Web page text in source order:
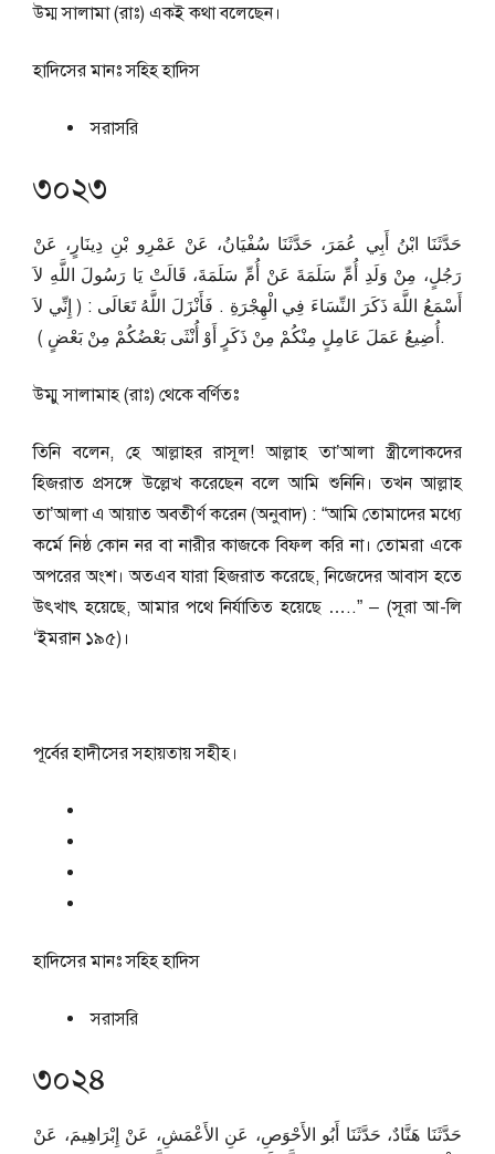
উম্ম সালামা (রাঃ) একই কথা বলেছেন।
হাদিসের মানঃসহিহ হাদিস
সরাসরি
৩০২৩
حَدَّثَنَا ابْنُ أَبِي عُمَرَ، حَدَّثَنَا سُفْيَانُ، عَنْ عَمْرِو بْنِ دِينَارٍ، عَنْ
رَجُلٍ، مِنْ وَلَدِ أُمِّ سَلَمَةَ عَنْ أُمِّ سَلَمَةَ، قَالَتْ يَا رَسُولَ اللَّهِ لاَ
أَسْمَعُ اللَّهَ ذَكَرَ النِّسَاءَ فِي الْهِجْرَةِ ‏.‏ فَأَنْزَلَ اللَّهُ تَعَالَى ‏:‏ ‏(‏ إِنِّي لاَ
أُضِيعُ عَمَلَ عَامِلٍ مِنْكُمْ مِنْ ذَكَرٍ أَوْ أُنْثَى بَعْضُكُمْ مِنْ بَعْضٍ ‏)‏ ‏.
উম্মু সালামাহ (রাঃ) থেকে বর্ণিতঃ
তিনি বলেন, হে আল্লাহর রাসূল! আল্লাহ তা’আলা স্ত্রীলোকদের
হিজরাত প্রসঙ্গে উল্লেখ করেছেন বলে আমি শুনিনি। তখন আল্লাহ
তা’আলা এ আয়াত অবতীর্ণ করেন (অনুবাদ) : “আমি তোমাদের মধ্যে
কর্মে নিষ্ঠ কোন নর বা নারীর কাজকে বিফল করি না। তোমরা একে
অপরের অংশ। অতএব যারা হিজরাত করেছে, নিজেদের আবাস হতে
উৎখাৎ হয়েছে, আমার পথে নির্যাতিত হয়েছে …..” – (সূরা আ-লি
‘ইমরান ১৯৫)।
পূর্বের হাদীসের সহায়তায় সহীহ।
হাদিসের মানঃসহিহ হাদিস
সরাসরি
৩০২৪
حَدَّثَنَا هَنَّادٌ، حَدَّثَنَا أَبُو الأَحْوَصِ، عَنِ الأَعْمَشِ، عَنْ إِبْرَاهِيمَ، عَنْ